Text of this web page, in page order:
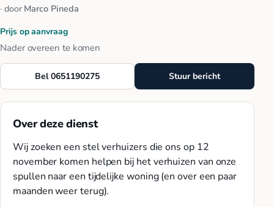
· door Marco Pineda
Prijs op aanvraag
Nader overeen te komen
Bel 0651190275 Stuur bericht
Over deze dienst
Wij zoeken een stel verhuizers die ons op 12
november komen helpen bij het verhuizen van onze
spullen naar een tijdelijke woning (en over een paar
maanden weer terug).